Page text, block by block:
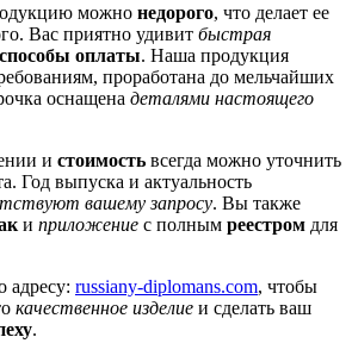
можно недорого, что делает ее
Вас приятно удивит быстрая
способы оплаты. Наша продукция
проработана до мельчайших
оснащена деталями настоящего
и стоимость всегда можно уточнить
Год выпуска и актуальность
вашему запросу. Вы также
и приложение с полным реестром для
адресу: russiany-diplomans.com, чтобы
качественное изделие и сделать ваш
.